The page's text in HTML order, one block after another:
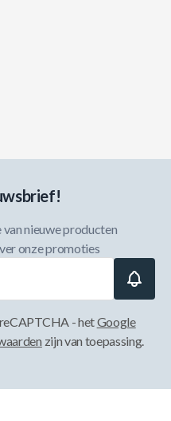
nieuwe producten
onze promoties
- hetGoogle
zijn van toepassing.